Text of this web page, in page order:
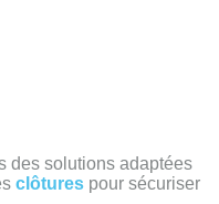
des solutions adaptées
clôtures pour sécuriser